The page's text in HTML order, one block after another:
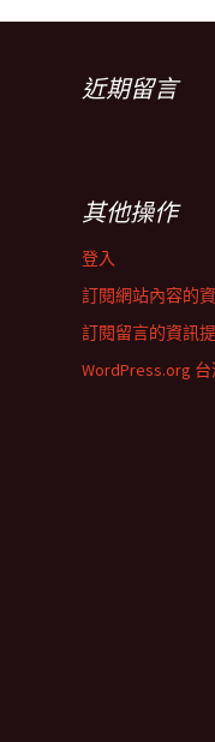
近期留言
其他操作
登入
訂閱網站內容的
訂閱留言的資訊
WordPress.org